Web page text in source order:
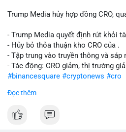
Trump Media hủy hợp đồng CRO,
- Trump Media quyết định rút khỏi
- Hủy bỏ thỏa thuận kho CRO của .
- Tập trung vào truyền thông và sáp
- Tác động: CRO giảm, thị trường
#binancesquare #cryptonews #cro
$cro
#vlikevn #titanbot
Đọc thêm